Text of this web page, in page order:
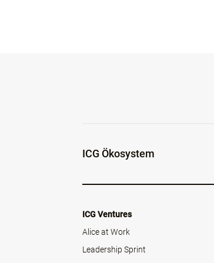
ICG Ökosystem
ICG Ventures
Alice at Work
Leadership Sprint